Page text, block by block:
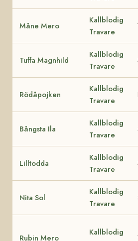
Måne Mero
Kallblodig
Travare
Tuffa Magnhild
Kallblodig
Travare
Rödåpojken
Kallblodig
Travare
Bångsta Ila
Kallblodig
Travare
Lilltodda
Kallblodig
Travare
Nita Sol
Kallblodig
Travare
Rubin Mero
Kallblodig